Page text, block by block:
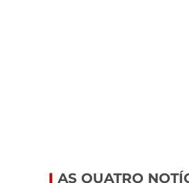
AS QUATRO